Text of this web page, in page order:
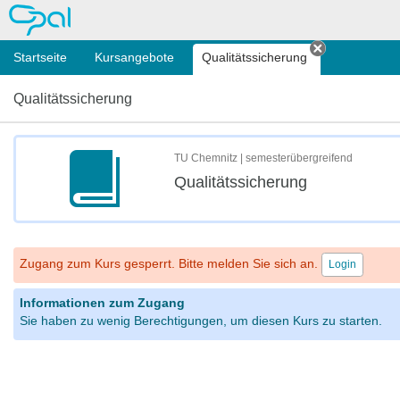
OPAL
Startseite Kursangebote Qualitätssicherung
Tab
Qualitätssicherung
TU Chemnitz | semesterübergreifend
Qualitätssicherung
Zugang zum Kurs gesperrt. Bitte melden Sie sich an. Login
Informationen zum Zugang
Sie haben zu wenig Berechtigungen, um diesen Kurs zu starten.